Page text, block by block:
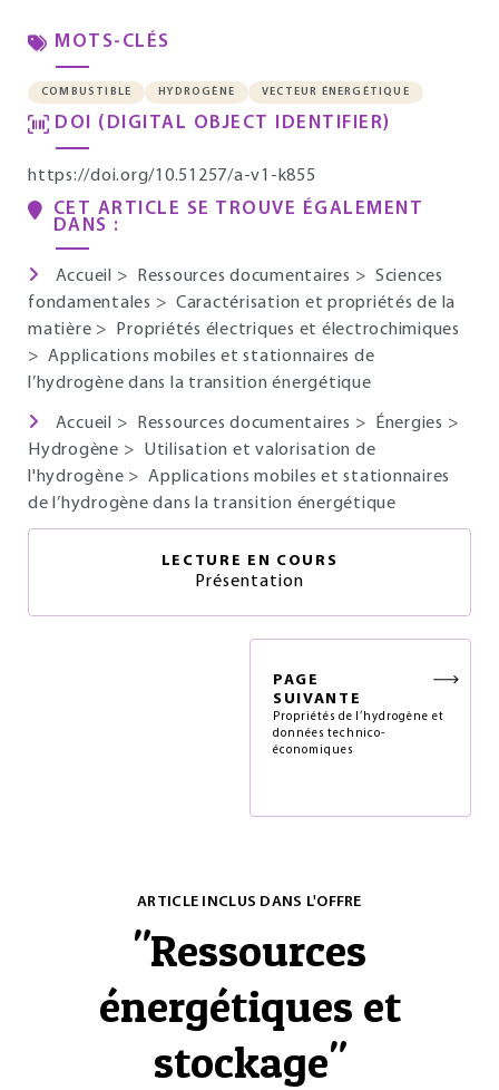
MOTS-CLÉS
COMBUSTIBLE HYDROGÈNE VECTEUR ÉNERGÉTIQUE
DOI (DIGITAL OBJECT IDENTIFIER)
https://doi.org/10.51257/a-v1-k855
CET ARTICLE SE TROUVE ÉGALEMENT
DANS :
Accueil > Ressources documentaires > Sciences
fondamentales > Caractérisation et propriétés de la
matière >
Propriétés électriques et électrochimiques
>Applications mobiles et stationnaires de
l’hydrogène dans la transition énergétique
Accueil > Ressources documentaires > Énergies >
Hydrogène > Utilisation et valorisation de
l'hydrogène >Applications mobiles et stationnaires
de l’hydrogène dans la transition énergétique
LECTURE EN COURS
Présentation
PAGE
SUIVANTE
Propriétés de l’hydrogène et
données technico-
économiques
ARTICLE INCLUS DANS L'OFFRE
"Ressources
énergétiques et
stockage"